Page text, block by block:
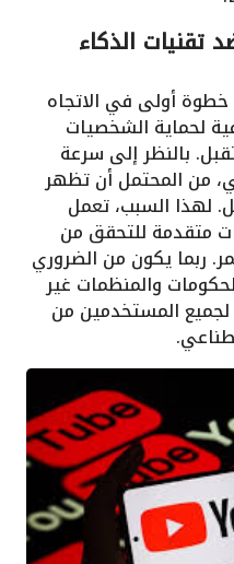
تقنيات الذكاء
أولى في الاتجاه
لحماية الشخصيات
بالنظر إلى سرعة
من المحتمل أن تظهر
لهذا السبب، تعمل
متقدمة للتحقق من
ربما يكون من الضروري
والمنظمات غير
المستخدمين من